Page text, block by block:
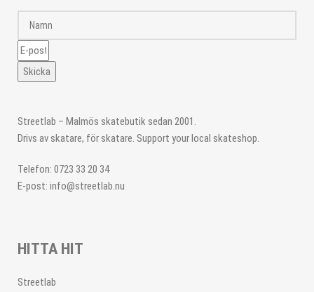
Skicka
Streetlab – Malmös skatebutik sedan 2001.
Drivs av skatare, för skatare. Support your local skateshop.
Telefon: 0723 33 20 34
E-post: info@streetlab.nu
HITTA HIT
Streetlab